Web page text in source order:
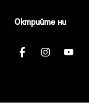
Октрийте ни